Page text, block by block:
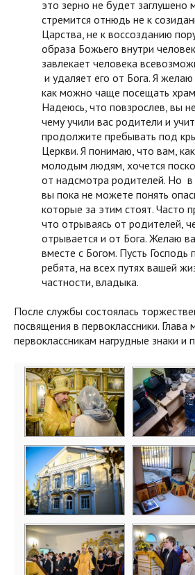
это зерно не будет заглушено
стремится отнюдь не к
Царства, не к воссозданию
образа Божьего внутри
завлекает человека
и удаляет его от Бога. Я
как можно чаще посещать
Надеюсь, что повзрослев, вы
чему учили вас родители и
продолжите пребывать под
Церкви. Я понимаю, что вам,
молодым людям, хочется
от надсмотра родителей. Но в
вы пока не можете понять
которые за этим стоят. Часто
что отрываясь от родителей,
отрывается и от Бога. Желаю
вместе с Богом. Пусть Господь
ребята, на всех путях вашей
частности, владыка.
После службы состоялась
посвящения в первоклассники. Глава
первоклассникам нагрудные знаки и